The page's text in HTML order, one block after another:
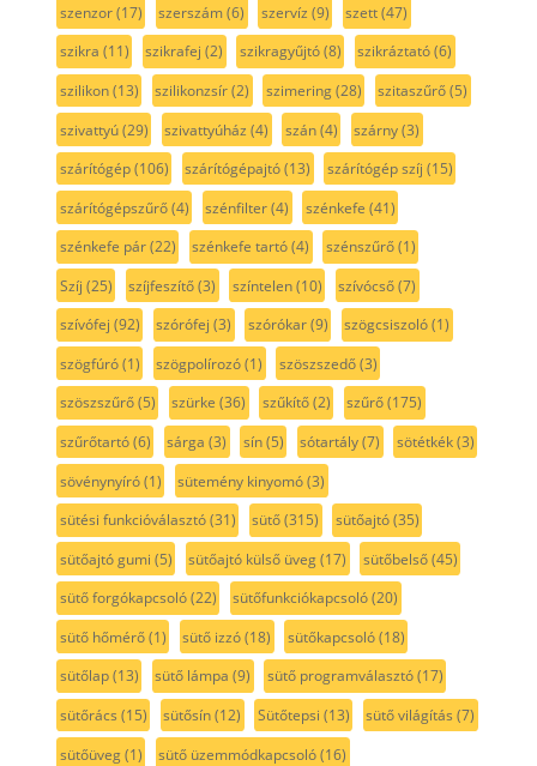
szenzor(17) szerszám(6) szervíz (9) szett(47)
szikra (11) szikrafej (2) szikragyűjtó(8) szikráztató(6)
szilikon(13) szilikonzsír(2) szimering(28) szitaszűrő(5)
szivattyú(29) szivattyúház (4) szán(4) szárny(3)
szárítógép(106) szárítógépajtó(13) szárítógép szíj (15)
szárítógépszűrő(4) szénfilter(4) szénkefe (41)
szénkefe pár(22) szénkefe tartó(4) szénszűrő(1)
Szíj (25) szíjfeszítő(3) színtelen(10) szívócső(7)
szívófej (92) szórófej (3) szórókar(9) szögcsiszoló(1)
szögfúró(1) szögpolírozó(1) szöszszedő(3)
szöszszűrő(5) szürke (36) szűkítő(2) szűrő(175)
szűrőtartó(6) sárga (3) sín(5) sótartály(7) sötétkék(3)
sövénynyíró(1) sütemény kinyomó(3)
sütési funkcióválasztó(31) sütő(315) sütőajtó(35)
sütőajtó gumi (5) sütőajtó külső üveg(17) sütőbelső(45)
sütő forgókapcsoló(22) sütőfunkciókapcsoló(20)
sütő hőmérő(1) sütő izzó(18) sütőkapcsoló(18)
sütőlap(13) sütő lámpa (9) sütő programválasztó(17)
sütőrács (15) sütősín(12) Sütőtepsi (13) sütő világítás (7)
sütőüveg(1) sütő üzemmódkapcsoló(16)